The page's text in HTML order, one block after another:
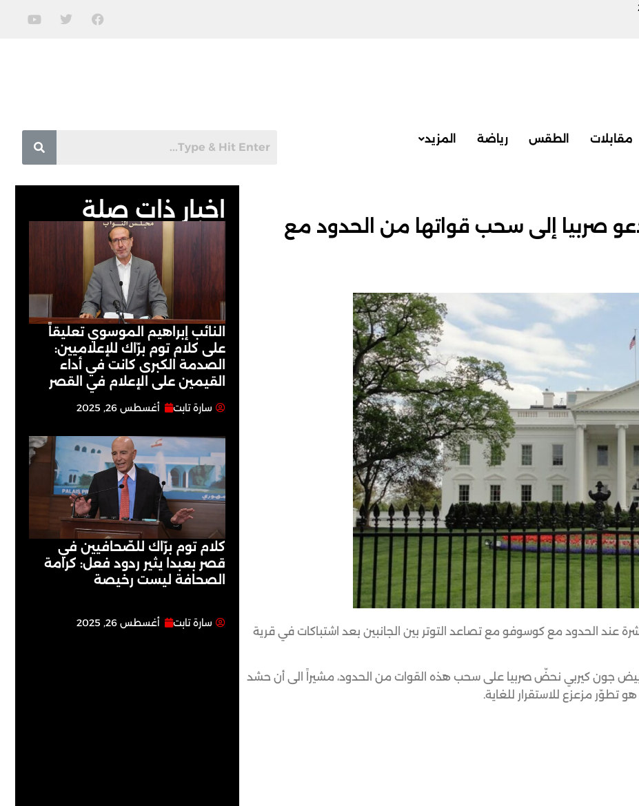
مقابلات الطقس رياضة المزيد
اخبار ذات صلة
النائب إبراهيم الموسوي تعليقاً
على كلام توم برّاك للإعلاميين:
الصدمة الكبرى كانت في أداء
القيمين على ‏الإعلام في القصر
سارة تابت أغسطس 26, 2025
كلام توم برّاك للصّحافيين في
قصر بعبدا يثير ردود فعل: كرامة
الصحافة ليست رخيصة
سارة تابت أغسطس 26, 2025
صربيا إلى سحب قواتها من الحدود مع
عند الحدود مع كوسوفو مع تصاعد التوتر بين الجانبين بعد اشتباكات في قرية
جون كيربي نحضّ صربيا على سحب هذه القوات من الحدود، مشيراً الى أن حشد
تطوّر مزعزع للاستقرار للغاية.